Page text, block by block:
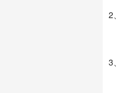
2、
3、